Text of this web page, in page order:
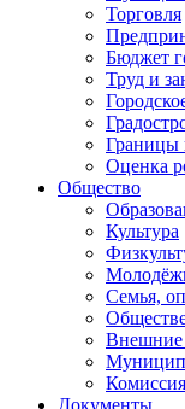
Торговля
Бюджет
Труд и
Границы
Оценка
Общество
Культура
Семья,
Внешние
Документы